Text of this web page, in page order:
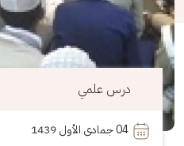
درس علمي
04